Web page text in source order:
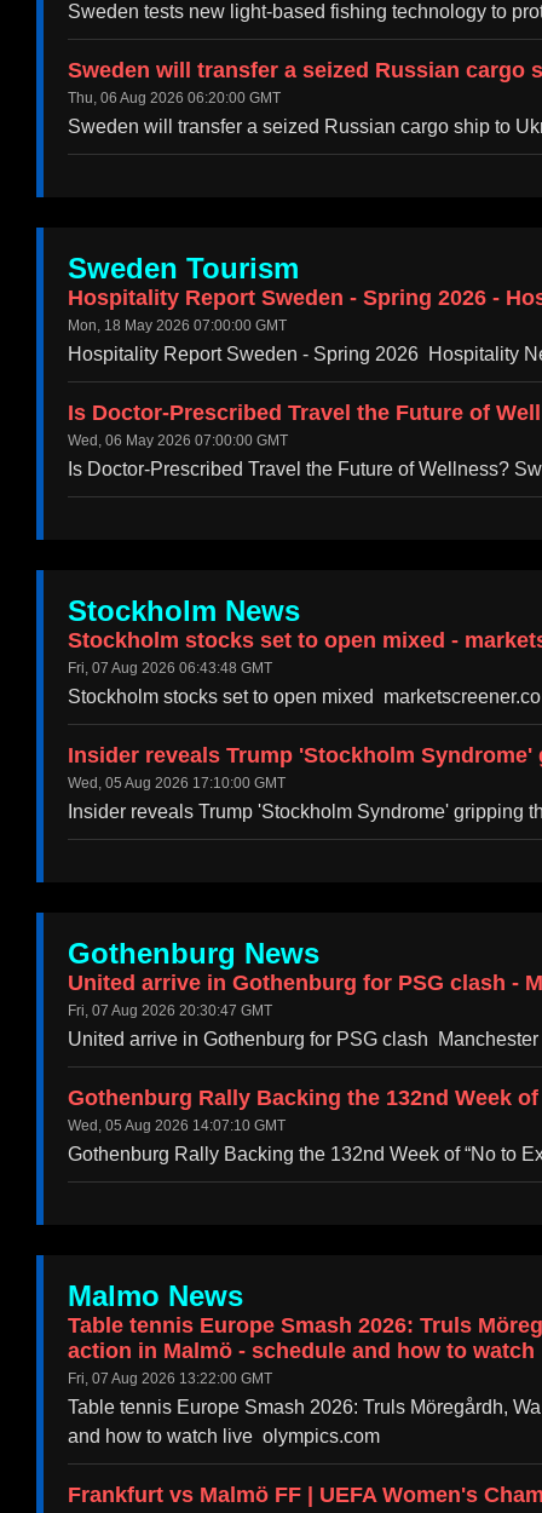
Sweden tests new light-based fishing technology to
Sweden will transfer a seized Russian cargo
Thu, 06 Aug 2026 06:20:00 GMT
Sweden will transfer a seized Russian cargo ship to
Sweden Tourism
Hospitality Report Sweden - Spring 2026 -
Mon, 18 May 2026 07:00:00 GMT
Hospitality Report Sweden - Spring 2026 Hospitality
Is Doctor-Prescribed Travel the Future of
Wed, 06 May 2026 07:00:00 GMT
Is Doctor-Prescribed Travel the Future of Wellness?
Stockholm News
Stockholm stocks set to open mixed -
Fri, 07 Aug 2026 06:43:48 GMT
Stockholm stocks set to open mixed
Insider reveals Trump 'Stockholm Syndrome'
Wed, 05 Aug 2026 17:10:00 GMT
Insider reveals Trump 'Stockholm Syndrome' gripping
Gothenburg News
United arrive in Gothenburg for PSG clash -
Fri, 07 Aug 2026 20:30:47 GMT
United arrive in Gothenburg for PSG clash
Gothenburg Rally Backing the 132nd Week
Wed, 05 Aug 2026 14:07:10 GMT
Gothenburg Rally Backing the 132nd Week of “No to
Malmo News
Table tennis Europe Smash 2026: Truls
action in Malmö - schedule and how to
Fri, 07 Aug 2026 13:22:00 GMT
Table tennis Europe Smash 2026: Truls Möregårdh,
and how to watch live olympics.com
Frankfurt vs Malmö FF | UEFA Women's